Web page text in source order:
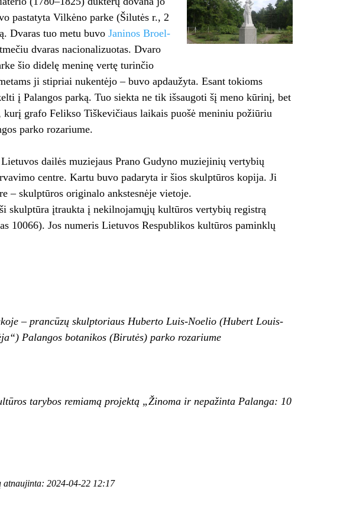
pastatyta Vilkėno parke (Šilutės r., 2
Dvaras tuo metu buvo Janinos Broel-
dvaras nacionalizuotas. Dvaro
šio didelę me­ninę vertę turinčio
ji stipriai nukentėjo – buvo apdaužyta. Esant tokioms
į Palangos par­ką. Tuo siekta ne tik išsaugoti šį me­no kūrinį, bet
grafo Felikso Tiškevičiaus laikais puošė meni­niu požiūriu
par­ko rozariume.
Lietuvos dailės muziejaus Prano Gudyno muziejinių vertybių
centre. Kartu bu­vo padaryta ir šios skulptūros kopija. Ji
– skulptūros originalo ankstesnėje vietoje.
skulptūra įtraukta į nekilnojamųjų kultūros vertybių registrą
10066). Jos numeris Lietuvos Respublikos kultūros paminklų
– prancūzų skulptoriaus Huberto Luis-Noelio (Hubert Louis-
Palangos botanikos (Birutės) parko rozariume
tarybos remiamą projektą „Žinoma ir nepažinta Palanga: 10
atnaujinta: 2024-04-22 12:17